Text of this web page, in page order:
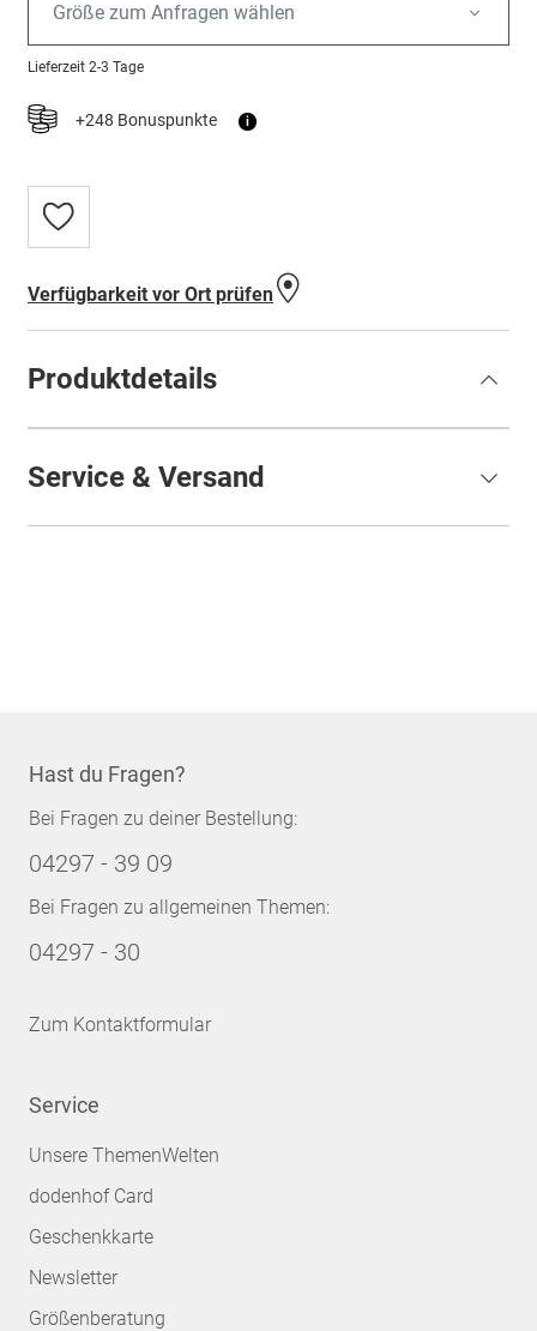
Größe zum Anfragen wählen
Lieferzeit 2-3 Tage
+248 Bonuspunkte i
Zur
Wunschliste
Verfügbarkeit vor Ort prüfen
Produktdetails
Service & Versand
Hast du Fragen?
Bei Fragen zu deiner Bestellung:
04297 - 39 09
Bei Fragen zu allgemeinen Themen:
04297 - 30
Zum Kontaktformular
Service
Unsere ThemenWelten
dodenhof Card
Geschenkkarte
Newsletter
Größenberatung